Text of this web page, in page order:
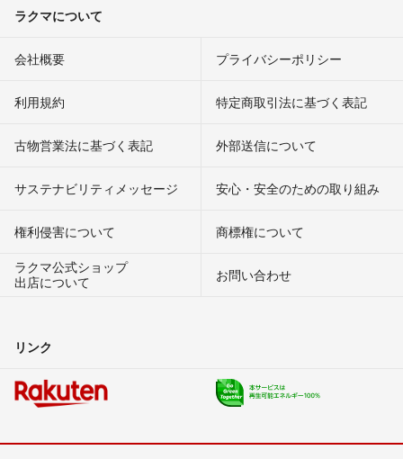
ラクマについて
会社概要 プライバシーポリシー
利用規約 特定商取引法に基づく表記
古物営業法に基づく表記 外部送信について
サステナビリティメッセージ 安心・安全のための取り組み
権利侵害について
商標権について
ラクマ公式ショップ
出店について
お問い合わせ
リンク